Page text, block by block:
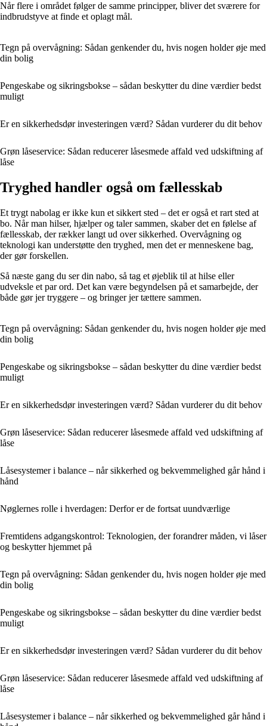
Når flere i området følger de samme principper, bliver det sværere for
indbrudstyve at finde et oplagt mål.
Tegn på overvågning: Sådan genkender du, hvis nogen holder øje med
din bolig
Pengeskabe og sikringsbokse – sådan beskytter du dine værdier bedst
muligt
Er en sikkerhedsdør investeringen værd? Sådan vurderer du dit behov
Grøn låseservice: Sådan reducerer låsesmede affald ved udskiftning af
låse
Tryghed handler også om fællesskab
Et trygt nabolag er ikke kun et sikkert sted – det er også et rart sted at
bo. Når man hilser, hjælper og taler sammen, skaber det en følelse af
fællesskab, der rækker langt ud over sikkerhed. Overvågning og
teknologi kan understøtte den tryghed, men det er menneskene bag,
der gør forskellen.
Så næste gang du ser din nabo, så tag et øjeblik til at hilse eller
udveksle et par ord. Det kan være begyndelsen på et samarbejde, der
både gør jer tryggere – og bringer jer tættere sammen.
Tegn på overvågning: Sådan genkender du, hvis nogen holder øje med
din bolig
Pengeskabe og sikringsbokse – sådan beskytter du dine værdier bedst
muligt
Er en sikkerhedsdør investeringen værd? Sådan vurderer du dit behov
Grøn låseservice: Sådan reducerer låsesmede affald ved udskiftning af
låse
Låsesystemer i balance – når sikkerhed og bekvemmelighed går hånd i
hånd
Nøglernes rolle i hverdagen: Derfor er de fortsat uundværlige
Fremtidens adgangskontrol: Teknologien, der forandrer måden, vi låser
og beskytter hjemmet på
Tegn på overvågning: Sådan genkender du, hvis nogen holder øje med
din bolig
Pengeskabe og sikringsbokse – sådan beskytter du dine værdier bedst
muligt
Er en sikkerhedsdør investeringen værd? Sådan vurderer du dit behov
Grøn låseservice: Sådan reducerer låsesmede affald ved udskiftning af
låse
Låsesystemer i balance – når sikkerhed og bekvemmelighed går hånd i